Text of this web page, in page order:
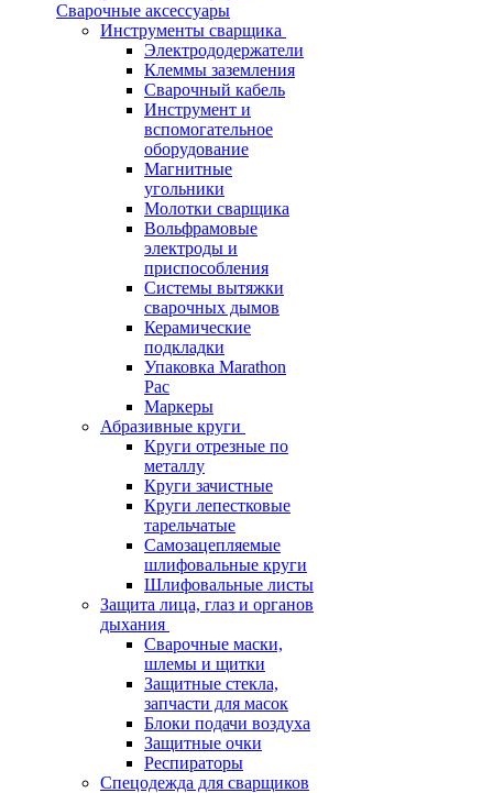
Сварочные аксессуары
Инструменты сварщика
Электрододержатели
Клеммы заземления
Сварочный кабель
Инструмент и
вспомогательное
оборудование
Магнитные
угольники
Молотки сварщика
Вольфрамовые
электроды и
приспособления
Системы вытяжки
сварочных дымов
Керамические
подкладки
Упаковка Marathon
Pac
Маркеры
Абразивные круги
Круги отрезные по
металлу
Круги зачистные
Круги лепестковые
тарельчатые
Самозацепляемые
шлифовальные круги
Шлифовальные листы
Защита лица, глаз и органов
дыхания
Сварочные маски,
шлемы и щитки
Защитные стекла,
запчасти для масок
Блоки подачи воздуха
Защитные очки
Респираторы
Спецодежда для сварщиков